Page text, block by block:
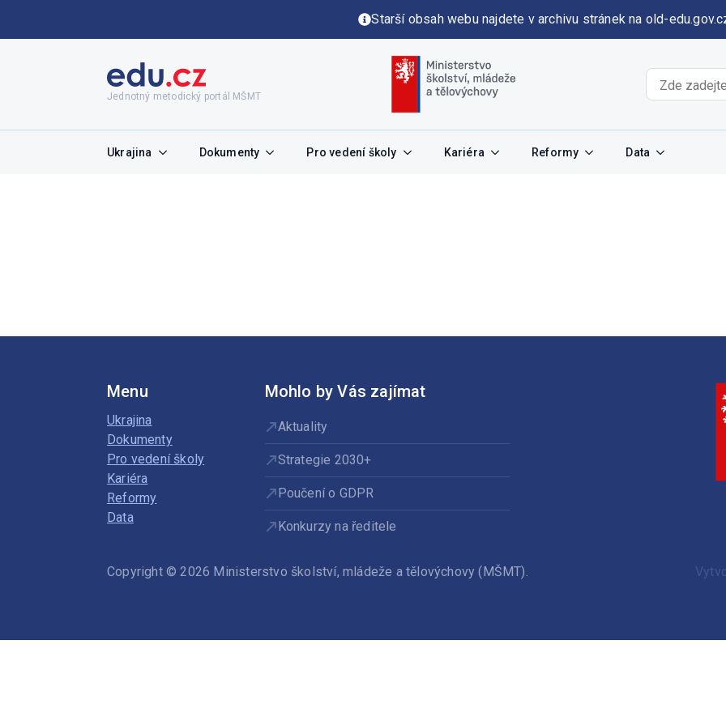
Starší obsah webu najdete v archivu stránek na old-
Jednotný metodický portál MŠMT
Ukrajina Dokumenty Pro vedení školy Kariéra Reformy Data
Menu
Ukrajina
Dokumenty
Pro vedení školy
Kariéra
Reformy
Data
Mohlo by Vás zajímat
Aktuality
Strategie 2030+
Poučení o GDPR
Konkurzy na ředitele
Copyright © 2026 Ministerstvo školství, mládeže a tělovýchovy (MŠMT).